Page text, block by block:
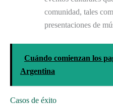
comunidad, tales
presentaciones de
Cuándo comienzan los
Argentina
Casos de éxito